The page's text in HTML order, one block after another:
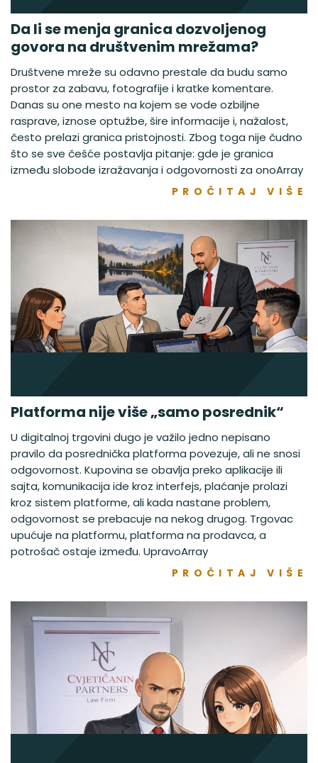
Da li se menja granica dozvoljenog
govora na društvenim mrežama?
Društvene mreže su odavno prestale da budu samo
prostor za zabavu, fotografije i kratke komentare.
Danas su one mesto na kojem se vode ozbiljne
rasprave, iznose optužbe, šire informacije i, nažalost,
često prelazi granica pristojnosti. Zbog toga nije čudno
što se sve češće postavlja pitanje: gde je granica
između slobode izražavanja i odgovornosti za onoArray
PROČITAJ VIŠE
Platforma nije više „samo posrednik“
U digitalnoj trgovini dugo je važilo jedno nepisano
pravilo da posrednička platforma povezuje, ali ne snosi
odgovornost. Kupovina se obavlja preko aplikacije ili
sajta, komunikacija ide kroz interfejs, plaćanje prolazi
kroz sistem platforme, ali kada nastane problem,
odgovornost se prebacuje na nekog drugog. Trgovac
upućuje na platformu, platforma na prodavca, a
potrošač ostaje između. UpravoArray
PROČITAJ VIŠE